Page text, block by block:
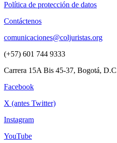
Política de protección de datos
Contáctenos
comunicaciones@coljuristas.org
(+57) 601 744 9333
Carrera 15A Bis 45-37, Bogotá,
Facebook
X (antes Twitter)
Instagram
YouTube